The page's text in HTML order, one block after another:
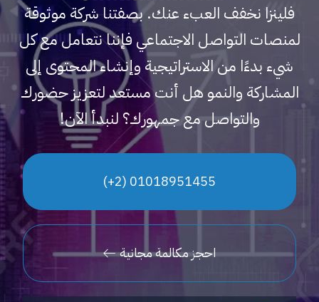
فلينزا نخفف العبء عنك. بصفتنا شركة موثوقة
لمنصات التواصل الاجتماعي فإننا نتعامل مع كل
شيء بدءًا من الاستراتيجية وإنشاء المحتوى إلى
المشاركة والنمو هل أنت مستعد لتعزيز حضورك
والتواصل مع جمهورك؟ لنبدأ الآن!
01018951455 (2+)
احجز مكالمة مجانية